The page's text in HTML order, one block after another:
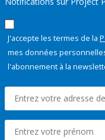
J'accepte les termes de la
mes données
l'abonnement à la